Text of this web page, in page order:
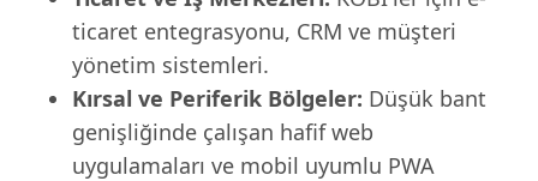
ticaret entegrasyonu, CRM ve müşteri
yönetim sistemleri.
Kırsal ve Periferik Bölgeler: Düşük bant
genişliğinde çalışan hafif web
uygulamaları ve mobil uyumlu PWA